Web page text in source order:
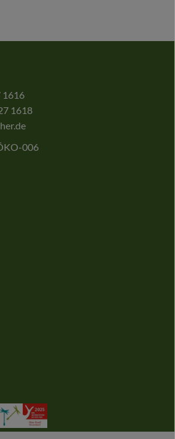
1616
1618
006
de-de.facebook.com/
zu https://www.instagram.com/
Link zu https://www.bioland.de/
Externer Link zu https://apfelroute.nrw
Externer Link zu https://